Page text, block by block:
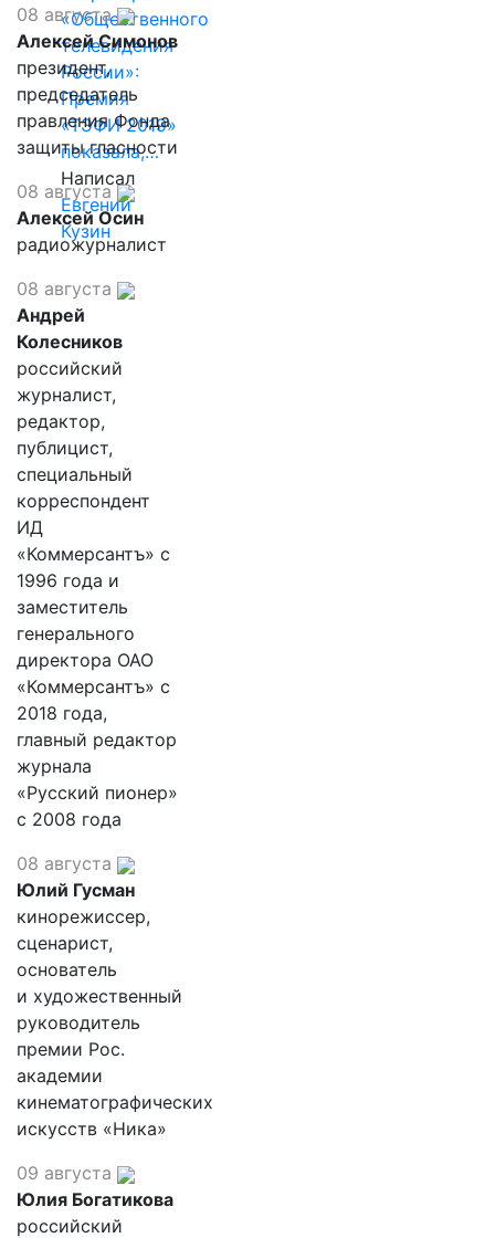
«Общественного
телевидения
России»:
Премия
«ТЭФИ 2019»
показала,…
Написал
Евгений
Кузин
08 августа
Алексей Симонов
президент,
председатель
правления Фонда
защиты гласности
08 августа
Алексей Осин
радиожурналист
08 августа
Андрей
Колесников
российский
журналист,
редактор,
публицист,
специальный
корреспондент
ИД
«Коммерсантъ» с
1996 года и
заместитель
генерального
директора ОАО
«Коммерсантъ» с
2018 года,
главный редактор
журнала
«Русский пионер»
с 2008 года
08 августа
Юлий Гусман
кинорежиссер,
сценарист,
основатель
и художественный
руководитель
премии Рос.
академии
кинематографических
искусств «Ника»
09 августа
Юлия Богатикова
российский